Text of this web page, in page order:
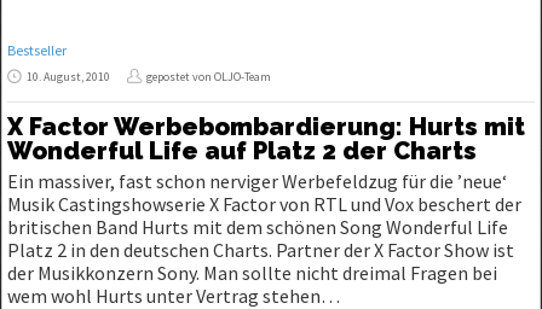
Bestseller
10. August, 2010 gepostet von OLJO-Team
X Factor Werbebombardierung: Hurts mit
Wonderful Life auf Platz 2 der Charts
Ein massiver, fast schon nerviger Werbefeldzug für die ’neue‘
Musik Castingshowserie X Factor von RTL und Vox beschert der
britischen Band Hurts mit dem schönen Song Wonderful Life
Platz 2 in den deutschen Charts. Partner der X Factor Show ist
der Musikkonzern Sony. Man sollte nicht dreimal Fragen bei
wem wohl Hurts unter Vertrag stehen…